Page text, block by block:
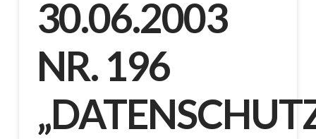
30.06.2003
NR. 196